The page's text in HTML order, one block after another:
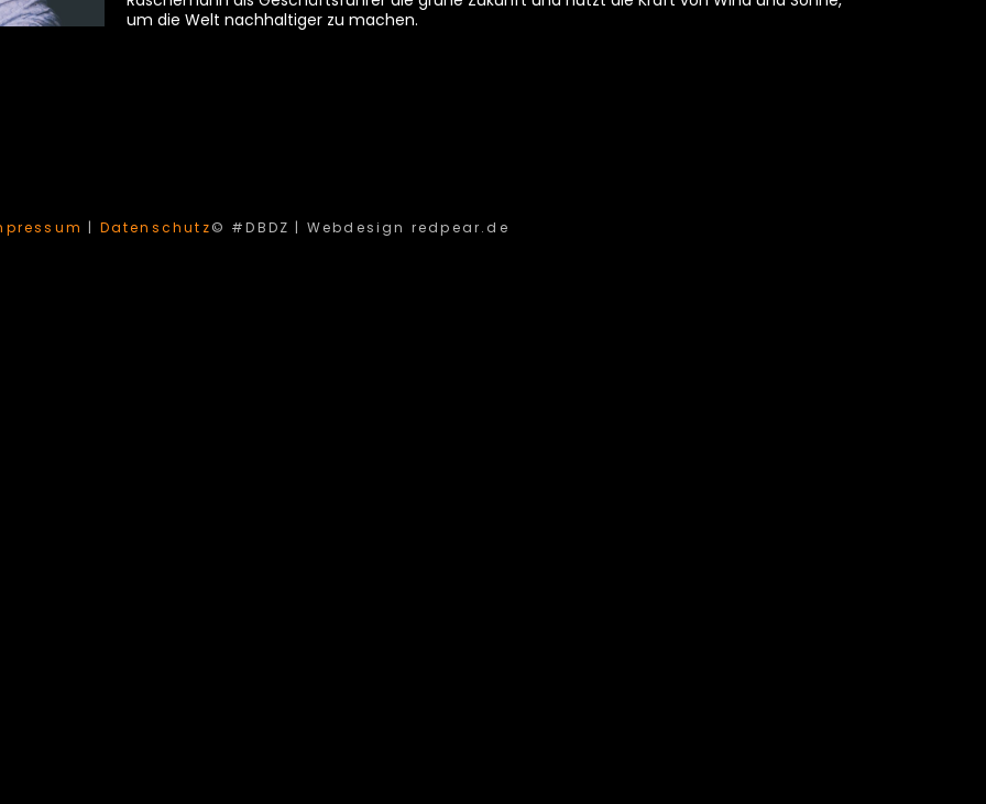
um die Welt nachhaltiger zu machen.
| Datenschutz© #DBDZ | Webdesign redpear.de